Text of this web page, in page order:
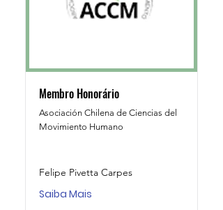
Membro Honorário
Asociación Chilena de Ciencias del
Movimiento Humano
Felipe Pivetta Carpes
Saiba Mais